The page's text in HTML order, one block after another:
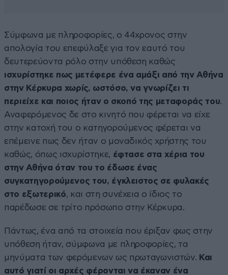
Σύμφωνα με πληροφορίες, ο 44χρονος στην
απολογία του επεφύλαξε για τον εαυτό του
δευτερεύοντα ρόλο στην υπόθεση καθώς
ισχυρίστηκε πως μετέφερε ένα αμάξι από την Αθήνα
στην Κέρκυρα χωρίς, ωστόσο, να γνωρίζει τι
περιείχε και ποιος ήταν ο σκοπό της μεταφοράς του.
Αναφερόμενος δε στο κινητό που φέρεται να είχε
στην κατοχή του ο κατηγορούμενος φέρεται να
επέμεινε πως δεν ήταν ο μοναδικός χρήστης του
καθώς, όπως ισχυρίστηκε, έφτασε στα χέρια του
στην Αθήνα όταν του το έδωσε ένας
συγκατηγορούμενος του, έγκλειστος σε φυλακές
στο εξωτερικό, και στη συνέχεια ο ίδιος το
παρέδωσε σε τρίτο πρόσωπο στην Κέρκυρα.
Πάντως, ένα από τα στοιχεία που έριξαν φως στην
υπόθεση ήταν, σύμφωνα με πληροφορίες, τα
μηνύματα των φερόμενων ως πρωταγωνιστών. Και
αυτό γιατί οι αρχές φέρονται να έκαναν ένα